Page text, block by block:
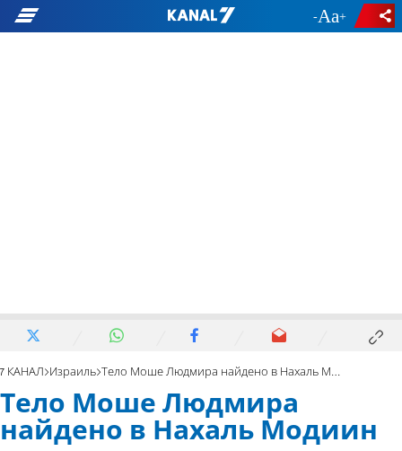
- +
7 КАНАЛ Израиль Тело Моше Людмира найдено в Нахаль Модиин
Тело Моше Людмира
найдено в Нахаль Модиин